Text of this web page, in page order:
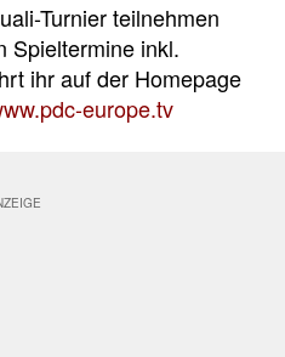
Turnier teilnehmen
Spieltermine inkl.
ihr auf der Homepage
europe.tv